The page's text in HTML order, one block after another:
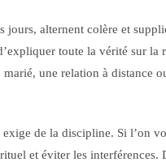
jours, alternent colère et
toute la vérité sur
une relation à distance
de la discipline. Si l’on
et éviter les